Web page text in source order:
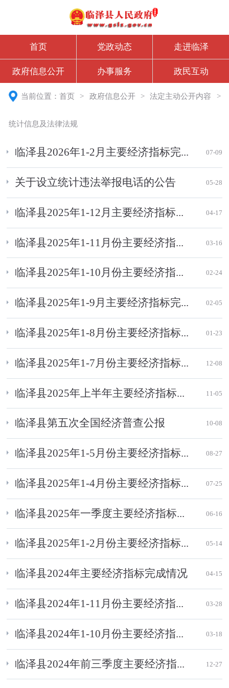
首页 党政动态 走进临泽
政府信息公开 办事服务 政民互动
当前位置：首页 > 政府信息公开 > 法定主动公开内容 >
统计信息及法律法规
临泽县2026年1-2月主要经济指标完... 07-09
关于设立统计违法举报电话的公告 05-28
临泽县2025年1-12月主要经济指标... 04-17
临泽县2025年1-11月份主要经济指... 03-16
临泽县2025年1-10月份主要经济指... 02-24
临泽县2025年1-9月主要经济指标完... 02-05
临泽县2025年1-8月份主要经济指标... 01-23
临泽县2025年1-7月份主要经济指标... 12-08
临泽县2025年上半年主要经济指标... 11-05
临泽县第五次全国经济普查公报 10-08
临泽县2025年1-5月份主要经济指标... 08-27
临泽县2025年1-4月份主要经济指标... 07-25
临泽县2025年一季度主要经济指标... 06-16
临泽县2025年1-2月份主要经济指标... 05-14
临泽县2024年主要经济指标完成情况 04-15
临泽县2024年1-11月份主要经济指... 03-28
临泽县2024年1-10月份主要经济指... 03-18
临泽县2024年前三季度主要经济指... 12-27